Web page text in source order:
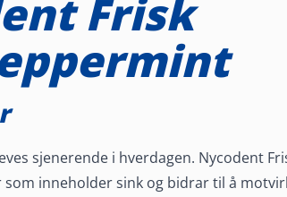
Frisk
sjenerende i hverdagen. Nycodent
inneholder sink og bidrar til å